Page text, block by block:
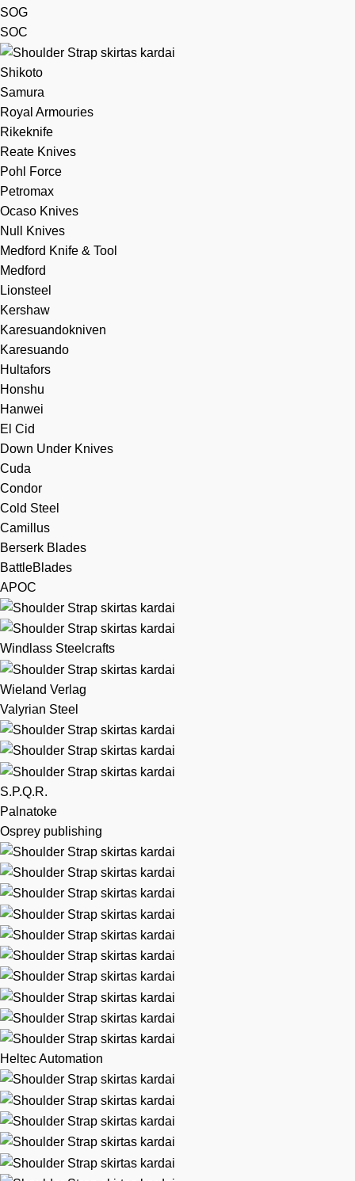
SOG
SOC
Shikoto
Samura
Royal Armouries
Rikeknife
Reate Knives
Pohl Force
Petromax
Ocaso Knives
Null Knives
Medford Knife & Tool
Medford
Lionsteel
Kershaw
Karesuandokniven
Karesuando
Hultafors
Honshu
Hanwei
El Cid
Down Under Knives
Cuda
Condor
Cold Steel
Camillus
Berserk Blades
BattleBlades
APOC
Windlass Steelcrafts
Wieland Verlag
Valyrian Steel
S.P.Q.R.
Palnatoke
Osprey publishing
Heltec Automation